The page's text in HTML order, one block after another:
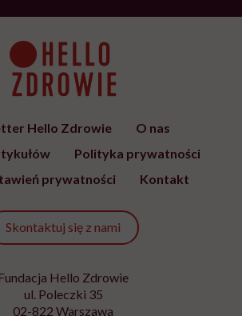
Hello Zdrowie
O nas
Polityka prywatności
prywatności
Kontakt
Skontaktuj się z nami
Hello Zdrowie
ul. Poleczki 35
02-822 Warszawa